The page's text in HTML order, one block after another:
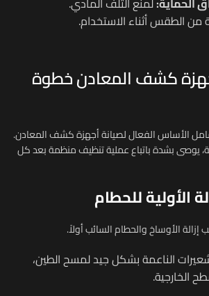
من الطقس أثناء الاستخدام.
كشف المعادن خطوة
الأساس الفعال لصيانة أجهزة كشف المعادن.
يوصى بشدة باتباع عملية تنظيف منظمة بعد كل
الأوساخ والحطام السائب أولاً.
الناعمة بشكل جيد لمسح الطين،
الخارجية.